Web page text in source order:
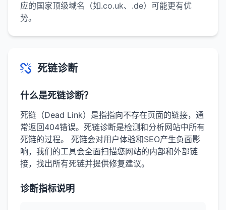
应的国家顶级域名（如.co.uk、.de）可能更有优
势。
死链诊断
什么是死链诊断？
死链（Dead Link）是指指向不存在页面的链接，通
常返回404错误。死链诊断是检测和分析网站中所有
死链的过程。 死链会对用户体验和SEO产生负面影
响，我们的工具会全面扫描您网站的内部和外部链
接，找出所有死链并提供修复建议。
诊断指标说明